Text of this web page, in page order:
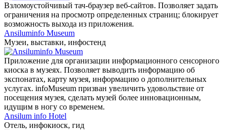
Взломоустойчивый тач-браузер веб-сайтов. Позволяет задать
ограничения на просмотр определенных страниц; блокирует
возможность выхода из приложения.
Ansiluminfo Museum
Музеи, выставки, инфостенд
Приложение для организации информационного сенсорного
киоска в музеях. Позволяет выводить информацию об
экспонатах, карту музея, информацию о дополнительных
услугах. infoMuseum призван увеличить удовольствие от
посещения музея, сделать музей более инновационным,
идущим в ногу со временем.
Ansilum info Hotel
Отель, инфокиоск, гид